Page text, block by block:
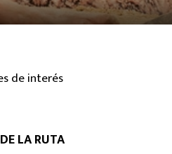
de interés
LA RUTA